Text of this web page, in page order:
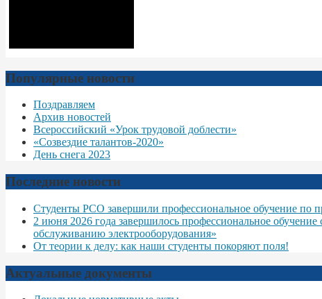
Популярные новости
Поздравляем
Архив новостей
Всероссийский «Урок трудовой доблести»
«Созвездие талантов-2020»
День снега 2023
Последние новости
Студенты РСО завершили профессиональное обучение по
2 июня 2026 года завершилось профессиональное
обслуживанию электрооборудования»
От теории к делу: как наши студенты покоряют поля!
Актуальные документы